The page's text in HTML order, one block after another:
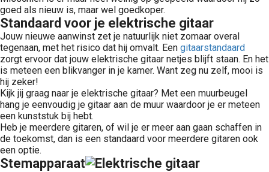
goed als nieuw is, maar wel goedkoper.
Standaard voor je elektrische gitaar
Jouw nieuwe aanwinst zet je natuurlijk niet zomaar overal
tegenaan, met het risico dat hij omvalt. Een gitaarstandaard
zorgt ervoor dat jouw elektrische gitaar netjes blijft staan. En het
is meteen een blikvanger in je kamer. Want zeg nu zelf, mooi is
hij zeker!
Kijk jij graag naar je elektrische gitaar? Met een muurbeugel
hang je eenvoudig je gitaar aan de muur waardoor je er meteen
een kunststuk bij hebt.
Heb je meerdere gitaren, of wil je er meer aan gaan schaffen in
de toekomst, dan is een standaard voor meerdere gitaren ook
een optie.
Stemapparaat